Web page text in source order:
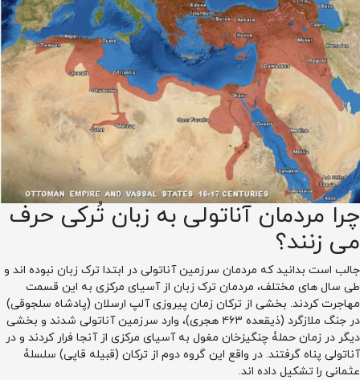
چرا مردمان آناتولی به زبان تُرکی حرف
می زنند؟
جالب است بدانید که مردمان سرزمین آناتولی در ابتدا ترک زبان نبوده اند و
طی سال های مختلف، مردمان ترک زبان از آسیای مرکزی به این قسمت
مهاجرت کردند. بخشی از ترکان زمان پیروزی آلپ ارسلان (پادشاه سلجوقی)
در جنگ ملازگرد (ذیقعده ۴۶۳ هجری)، وارد سرزمین آناتولی شدند و بخشی
دیگر در زمان حملۀ چنگیزخان مغول به آسیای مرکزی از آنجا فرار کردند و در
آناتولی پناه گرفتند. در واقع این گروه دوم از ترکان (قبیله قاپی) سلسلۀ
عثمانی را تشکیل داده اند.